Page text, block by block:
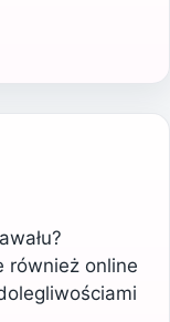
również online